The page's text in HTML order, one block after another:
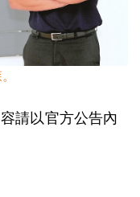
請以官方公告內